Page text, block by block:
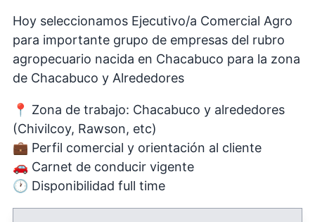
Hoy seleccionamos Ejecutivo/a Comercial Agro
para importante grupo de empresas del rubro
agropecuario nacida en Chacabuco para la zona
de Chacabuco y Alrededores
📍 Zona de trabajo: Chacabuco y alrededores
(Chivilcoy, Rawson, etc)
💼 Perfil comercial y orientación al cliente
🚗 Carnet de conducir vigente
🕐 Disponibilidad full time